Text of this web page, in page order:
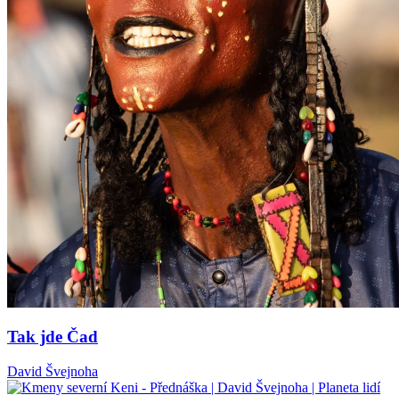
Tak jde Čad
David Švejnoha